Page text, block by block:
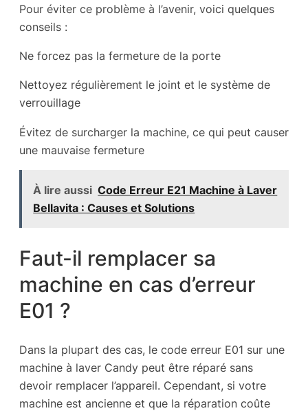
Pour éviter ce problème à l’avenir, voici quelques
conseils :
Ne forcez pas la fermeture de la porte
Nettoyez régulièrement le joint et le système de
verrouillage
Évitez de surcharger la machine, ce qui peut causer
une mauvaise fermeture
À lire aussi Code Erreur E21 Machine à Laver
Bellavita : Causes et Solutions
Faut-il remplacer sa
machine en cas d’erreur
E01 ?
Dans la plupart des cas, le code erreur E01 sur une
machine à laver Candy peut être réparé sans
devoir remplacer l’appareil. Cependant, si votre
machine est ancienne et que la réparation coûte